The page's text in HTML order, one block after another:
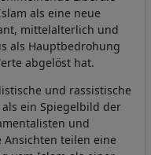
als eine neue
mittelalterlich und
als Hauptbedrohung
abgelöst hat.
und rassistische
ein Spiegelbild der
und
Ansichten teilen eine